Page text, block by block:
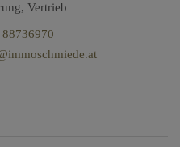
Vertrieb